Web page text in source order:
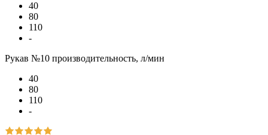
40
80
110
-
Рукав №10 производительность, л/мин
40
80
110
-